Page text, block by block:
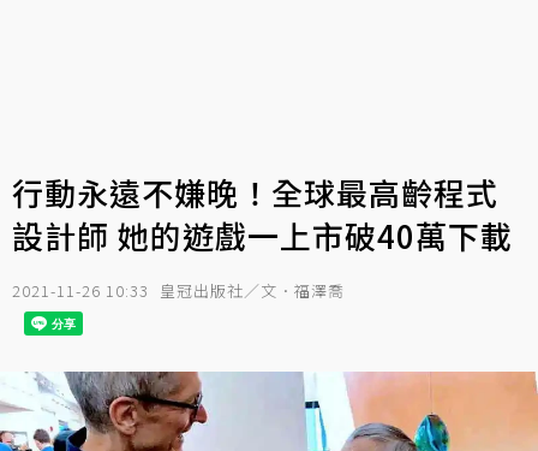
行動永遠不嫌晚！全球最高齡程式
設計師 她的遊戲一上市破40萬下載
2021-11-26 10:33 皇冠出版社／文．福澤喬